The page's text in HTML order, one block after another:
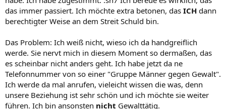
das immer passiert. Ich möchte extra betonen, das ICH dann
berechtigter Weise an dem Streit Schuld bin.
Das Problem: Ich weiß nicht, wieso ich da handgreiflich
werde. Sie nervt mich in diesem Moment so dermaßen, das
es scheinbar nicht anders geht. Ich habe jetzt da ne
Telefonnummer von so einer "Gruppe Männer gegen Gewalt".
Ich werde da mal anrufen, vieleicht wissen die was, denn
unsere Beziehung ist sehr schön und ich möchte sie weiter
führen. Ich bin ansonsten nicht Gewalttätig.